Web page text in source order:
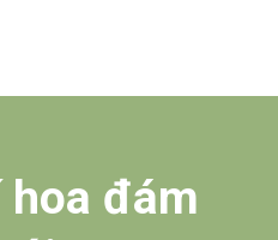
đám